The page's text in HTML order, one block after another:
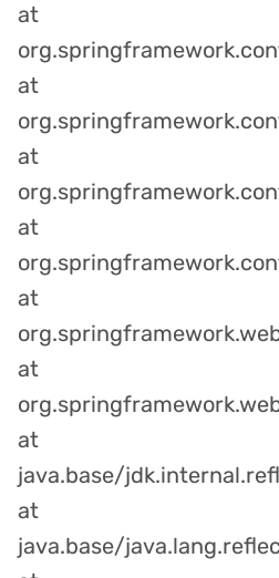
at
at
at
at
at
at
at
java.base/
at
java.base/